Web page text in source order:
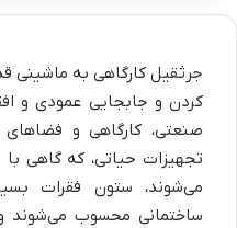
جرثقیل کارگاهی به ماشینی
کردن و جابجایی عمودی و
صنعتی، کارگاهی و
تجهیزات حیاتی، که گاهی با
می‌شوند، ستون فقرات
ساختمانی محسوب می‌شوند و